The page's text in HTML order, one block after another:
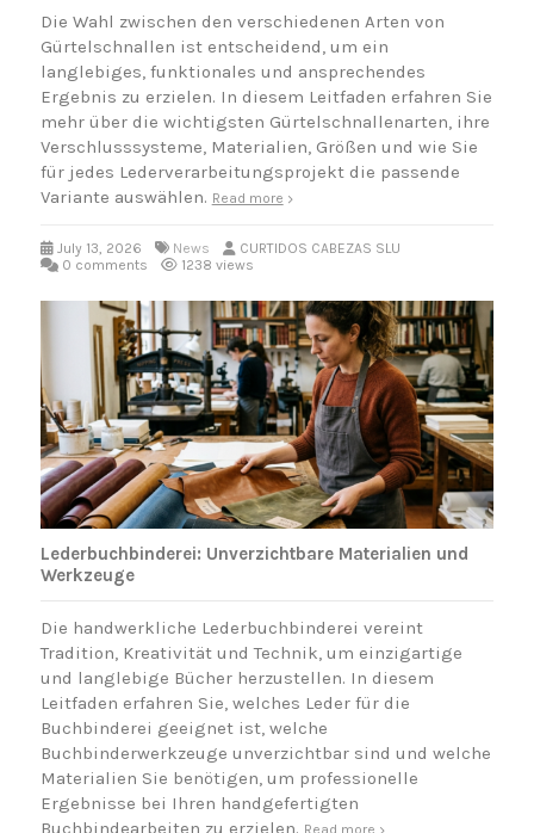
Die Wahl zwischen den verschiedenen Arten von
Gürtelschnallen ist entscheidend, um ein
langlebiges, funktionales und ansprechendes
Ergebnis zu erzielen. In diesem Leitfaden erfahren Sie
mehr über die wichtigsten Gürtelschnallenarten, ihre
Verschlusssysteme, Materialien, Größen und wie Sie
für jedes Lederverarbeitungsprojekt die passende
Variante auswählen. Read more
July 13, 2026 News
CURTIDOS CABEZAS SLU
0 comments
1238 views
Lederbuchbinderei: Unverzichtbare Materialien und
Werkzeuge
Die handwerkliche Lederbuchbinderei vereint
Tradition, Kreativität und Technik, um einzigartige
und langlebige Bücher herzustellen. In diesem
Leitfaden erfahren Sie, welches Leder für die
Buchbinderei geeignet ist, welche
Buchbinderwerkzeuge unverzichtbar sind und welche
Materialien Sie benötigen, um professionelle
Ergebnisse bei Ihren handgefertigten
Buchbindearbeiten zu erzielen. Read more